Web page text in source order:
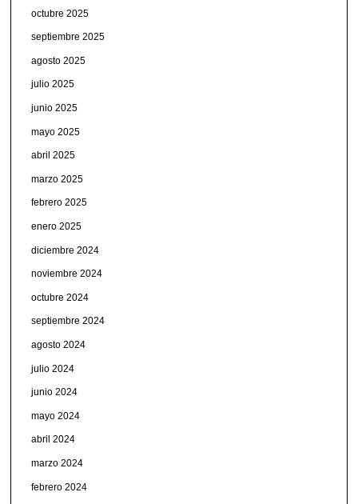
octubre 2025
septiembre 2025
agosto 2025
julio 2025
junio 2025
mayo 2025
abril 2025
marzo 2025
febrero 2025
enero 2025
diciembre 2024
noviembre 2024
octubre 2024
septiembre 2024
agosto 2024
julio 2024
junio 2024
mayo 2024
abril 2024
marzo 2024
febrero 2024